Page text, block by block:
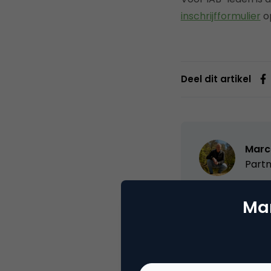
inschrijfformulier
Deel dit artikel
VPRO,